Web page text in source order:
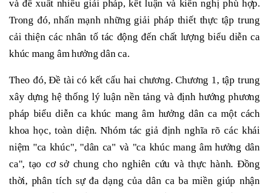
và đề xuất nhiều giải pháp, kết luận và kiến nghị phù hợp.
Trong đó, nhấn mạnh những giải pháp thiết thực tập trung
cải thiện các nhân tố tác động đến chất lượng biểu diễn ca
khúc mang âm hưởng dân ca.
Theo đó, Đề tài có kết cấu hai chương. Chương 1, tập trung
xây dựng hệ thống lý luận nền tảng và định hướng phương
pháp biểu diễn ca khúc mang âm hưởng dân ca một cách
khoa học, toàn diện. Nhóm tác giả định nghĩa rõ các khái
niệm "ca khúc", "dân ca" và "ca khúc mang âm hưởng dân
ca", tạo cơ sở chung cho nghiên cứu và thực hành. Đồng
thời, phân tích sự đa dạng của dân ca ba miền giúp nhận